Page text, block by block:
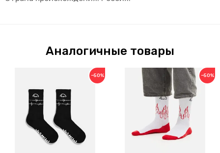
Аналогичные товары
−50% −50%